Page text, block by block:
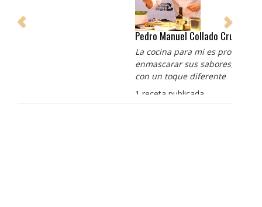
La cocina para mi es producto bien tratado sin
enmascarar sus sabores, cocina de verdad de antaño